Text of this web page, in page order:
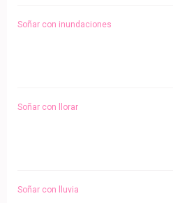
Soñar con inundaciones
Soñar con llorar
Soñar con lluvia